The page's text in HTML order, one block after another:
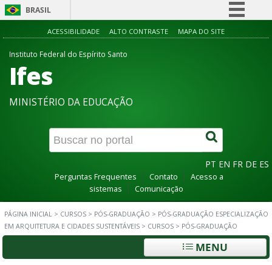
BRASIL
Simplifique!
Canais
ACESSIBILIDADE ALTO CONTRASTE MAPA DO SITE
Instituto Federal do Espírito Santo
Ifes
MINISTÉRIO DA EDUCAÇÃO
PT EN FR DE ES
Perguntas Frequentes Contato
Acesso a
sistemas
Comunicação
PÁGINA INICIAL > CURSOS > PÓS-GRADUAÇÃO > PÓS-GRADUAÇÃO ESPECIALIZAÇÃO
EM ARQUITETURA E CIDADES SUSTENTÁVEIS > CURSOS > PÓS-GRADUAÇÃO
MENU